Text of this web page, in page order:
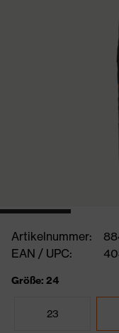
Artikelnummer:
EAN / UPC:
Größe: 24
23